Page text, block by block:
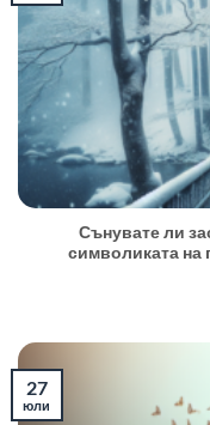
Сънувате ли
символиката на
27
юли